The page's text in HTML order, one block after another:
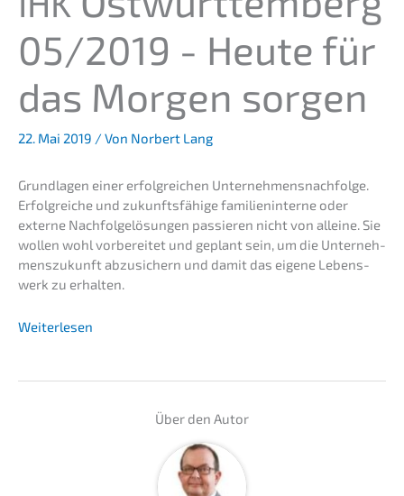
05/2019 - Heute für
das Morgen sorgen
22. Mai 2019 / Von Norbert Lang
Grund­la­gen einer erfolg­rei­chen Unternehmens­nachfolge.
Erfolg­rei­che und zukunfts­fä­hi­ge famili­en­in­ter­ne oder
exter­ne Nachfol­ge­lö­sun­gen passie­ren nicht von allei­ne. Sie
wollen wohl vorbe­rei­tet und geplant sein, um die Unter­neh­
mens­zu­kunft abzusi­chern und damit das eigene Lebens­
werk zu erhalten.
Weiter­le­sen
Über den Autor